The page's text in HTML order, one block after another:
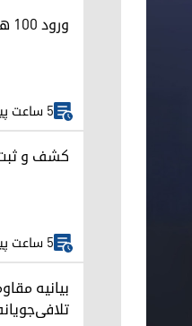
ورود ۱۰۰ هزار زائر اربعین به اقلیم کوردستان
5 ساعت پیش
کشف و ثبت بیش از ۲۵
5 ساعت پیش
بیانیه